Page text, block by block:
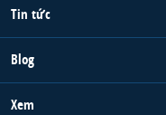
Tin tức
Blog
Xem